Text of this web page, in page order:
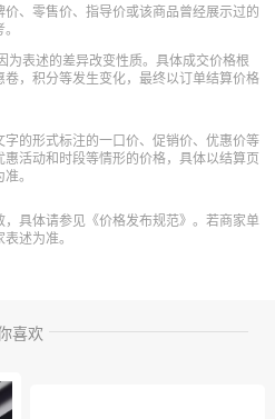
价、零售价、指导价或该商品曾经展示过的
为表述的差异改变性质。具体成交价格根
，积分等发生变化，最终以订单结算价格
的形式标注的一口价、促销价、优惠价等
活动和时段等情形的价格，具体以结算页
。
具体请参见《价格发布规范》。若商家单
述为准。
喜欢